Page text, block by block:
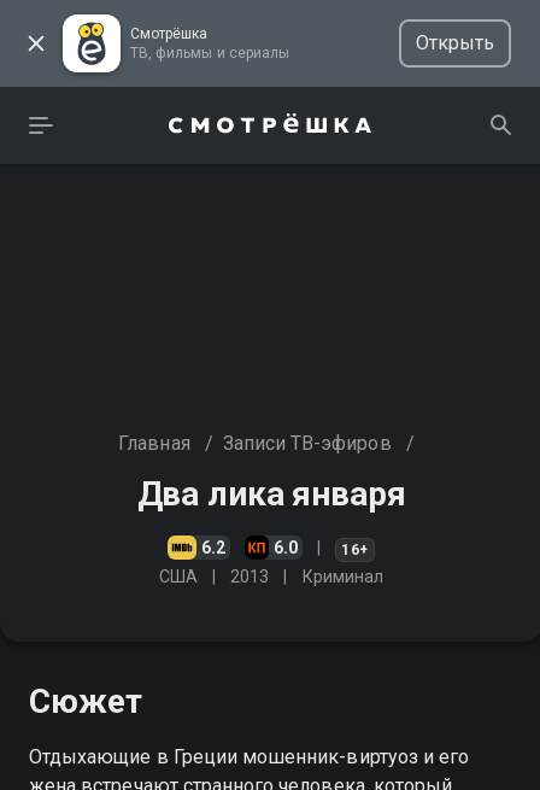
Смотрёшка
ТВ, фильмы и сериалы
Открыть
Главная / Записи ТВ-эфиров /
Два лика января
6.2 6.0 16+
США 2013 Криминал
Сюжет
Отдыхающие в Греции мошенник-виртуоз и его